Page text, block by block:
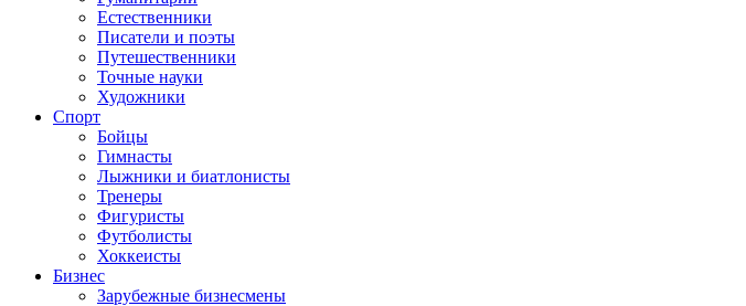
Естественники
Писатели и поэты
Путешественники
Точные науки
Художники
Спорт
Бойцы
Гимнасты
Лыжники и биатлонисты
Тренеры
Фигуристы
Футболисты
Хоккеисты
Бизнес
Зарубежные бизнесмены